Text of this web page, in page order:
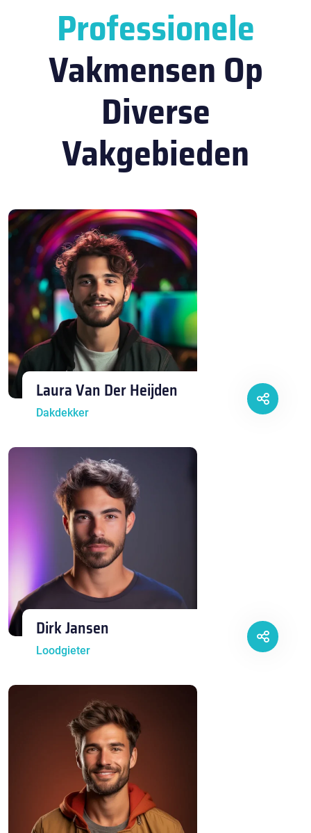
Professionele
Vakmensen Op
Diverse
Vakgebieden
Laura Van Der Heijden
Dakdekker
Dirk Jansen
Loodgieter